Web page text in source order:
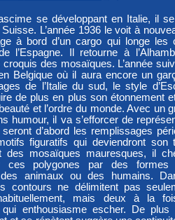
se développant en Italie, il
Suisse. L’année 1936 le voit à
à bord d’un cargo qui longe les
l’Espagne. Il retourne à
des mosaïques. L’année
Belgique où il aura encore un
de l’Italie du sud, le style
de plus en plus son étonnement
et l’ordre du monde. Avec un
humour, il va s’efforcer de
d’abord les remplissages
figuratifs qui deviendront son
des mosaïques mauresques, il
ces polygones par des formes
animaux ou des humains.
contours ne délimitent pas
mais deux à la
qui enthousiasme escher. De